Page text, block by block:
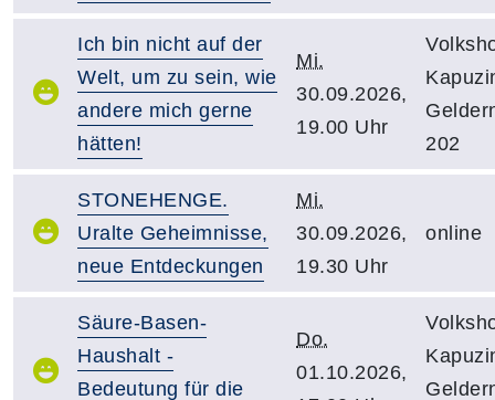
Ich bin nicht auf der
Welt, um zu sein, wie
andere mich gerne
hätten!
Mi.
30.09.2026,
19.00 Uhr
202
STONEHENGE.
Uralte Geheimnisse,
neue Entdeckungen
Mi.
30.09.2026,
19.30 Uhr
online
Säure-Basen-
Haushalt -
Bedeutung für die
Do.
01.10.2026,